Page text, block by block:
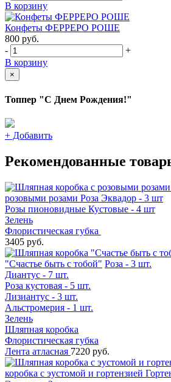
В корзину
Конфеты ФЕРРЕРО РОШЕ
800 руб.
-
+
В корзину
×
Топпер "С Днем Рождения!"
+ Добавить
Рекомендованные
розовыми розами Роза Эквадор - 3 шт
Розы пионовидные Кустовые - 4 шт
Зелень
Флористическая губка
3405 руб.
"Счастье быть с тобой" Роза - 3 шт.
Диантус - 7 шт.
Роза кустовая - 5 шт.
Лизиантус - 3 шт.
Альстромерия - 1 шт.
Зелень
Шляпная коробка
Флористическая губка
Лента атласная 7220 руб.
коробка с эустомой и гортензией